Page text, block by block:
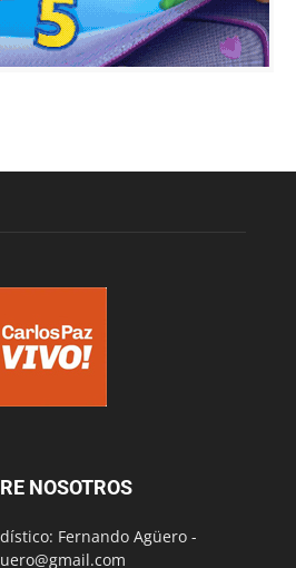
NOSOTROS
Fernando Agüero -